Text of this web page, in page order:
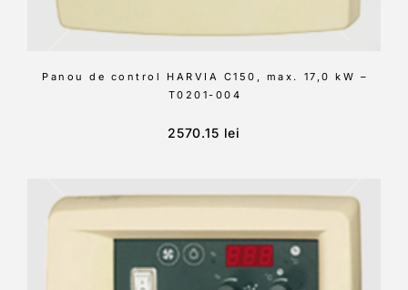
Panou de control HARVIA C150, max. 17,0 kW –
T0201-004
2570.15 lei